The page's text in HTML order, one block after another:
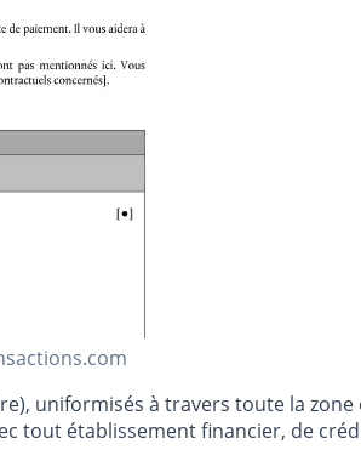
uniformisés à travers toute la
tout établissement financier, de